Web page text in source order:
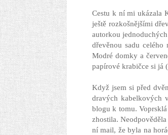
Cestu k ní mi ukázala
ještě rozkošnějšími
autorkou
dřevěnou sadu celého
Modré domky a
papírové krabičce si já
Když jsem si před
dravých kabelkových
blogu k tomu.
zhostila.
ní mail, že byla na